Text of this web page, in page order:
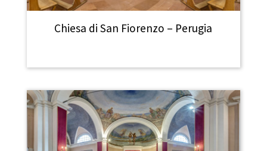
Chiesa di San Fiorenzo – Perugia